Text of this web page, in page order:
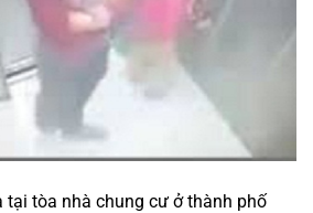
tại tòa nhà chung cư ở thành phố